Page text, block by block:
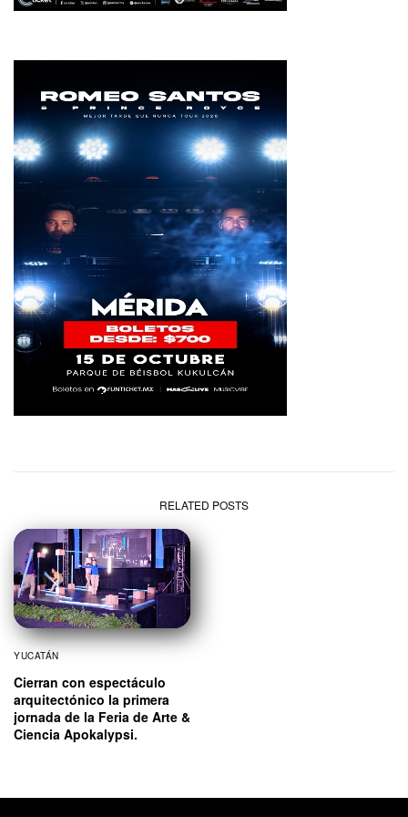
RELATED POSTS
YUCATÁN
Cierran con espectáculo
arquitectónico la primera
jornada de la Feria de Arte &
Ciencia Apokalypsi.